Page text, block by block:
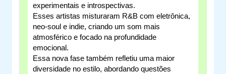
experimentais e introspectivas.
Esses artistas misturaram R&B com eletrônica,
neo-soul e indie, criando um som mais
atmosférico e focado na profundidade
emocional.
Essa nova fase também refletiu uma maior
diversidade no estilo, abordando questões